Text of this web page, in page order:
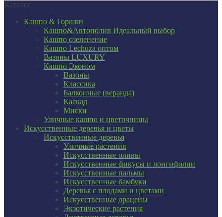
Каталог
Кашпо & Горшки
Кашпо&Автополив Идеальный выбор
Кашпо озеленение
Кашпо Lechuza оптом
Вазоны LUXURY
Кашпо Эконом
Вазоны
Классика
Балконные (веранда)
Каскад
Миски
Уличные кашпо и цветочницы
Искусственные деревья и цветы
Искусственные деревья
Уличные растения
Искусственные оливы
Искусственные фикусы и лонгифолии
Искусственные пальмы
Искусственные бамбуки
Деревья с плодами и цветами
Искусственные драцены
Экзотические растения